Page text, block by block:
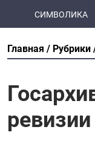
СИМВОЛИКА
Главная Рубрики